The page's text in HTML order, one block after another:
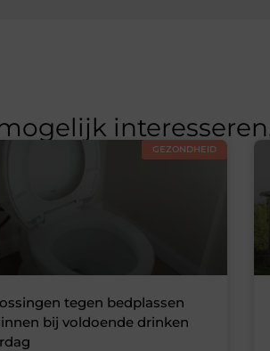
GEZONDHEID
tegen bedplassen
bij voldoende drinken